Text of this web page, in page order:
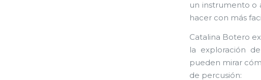
un instrumento o
hacer con más
Catalina Botero
la exploración
pueden mirar
de percusión: